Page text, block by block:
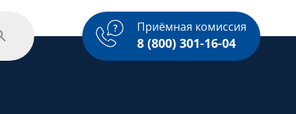
Приёмная комиссия
8 (800) 301-16-04
политика Спорт Услуги